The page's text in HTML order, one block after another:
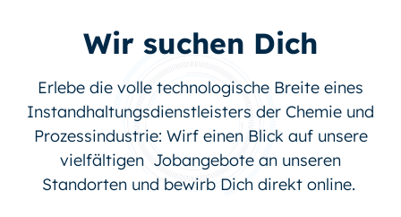
Wir suchen Dich
Erlebe die volle technologische Breite eines
Instandhaltungsdienstleisters der Chemie und
Prozessindustrie: Wirf einen Blick auf unsere
vielfältigen Jobangebote an unseren
Standorten und bewirb Dich direkt online.